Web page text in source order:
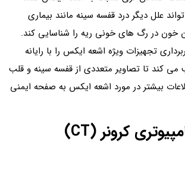
علل دیگر درد قفسه سینه مانند بیماری
خون در رگ های خونی ریه را شناسایی کند.
تجهیزات ویژه اشعه ایکس را با رایانه
می کند تا تصاویر متعددی از قفسه سینه و قلب
بیشتر در مورد اشعه ایکس به صفحه ایمنی
توموگرافی کامپیوتری کرونر (CT)